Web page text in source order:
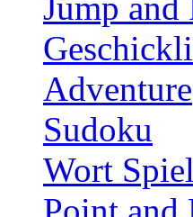
Adventure
Sudoku
Wort